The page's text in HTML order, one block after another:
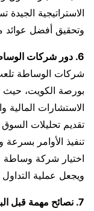
الاستراتيجية
وتحقيق أفضل
6. دور شركات الوساطة في تسهيل التداول
شركات الوساطة
بورصة الكويت، حيث
الاستشارات المالية
تقديم تحليلات
تنفيذ الأوامر بسرعة
اختيار شركة
ويجعل عملية
7. نصائح مهمة قبل البدء في التداول